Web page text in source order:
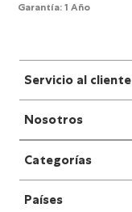
Garantía:1 Año
Servicio al cliente
Nosotros
Categorías
Países